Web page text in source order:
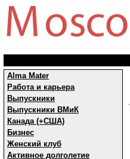
Alma Mater
Работа и карьера
Выпускники
Выпускники ВМиК
Канада (+США)
Бизнес
Женский клуб
Активное долголетие